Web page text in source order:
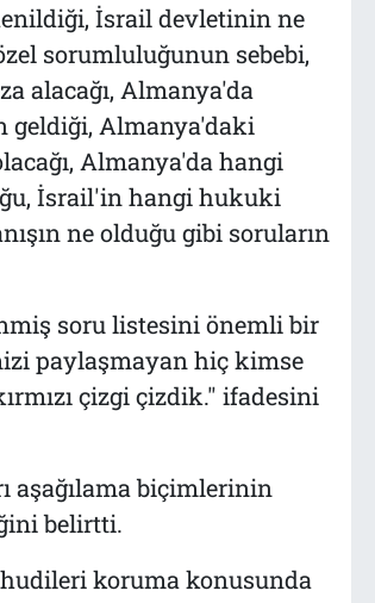
İsrail devletinin ne
sorumluluğunun sebebi,
alacağı, Almanya'da
geldiği, Almanya'daki
Almanya'da hangi
İsrail'in hangi hukuki
ne olduğu gibi soruların
soru listesini önemli bir
paylaşmayan hiç kimse
çizgi çizdik." ifadesini
aşağılama biçimlerinin
belirtti.
koruma konusunda